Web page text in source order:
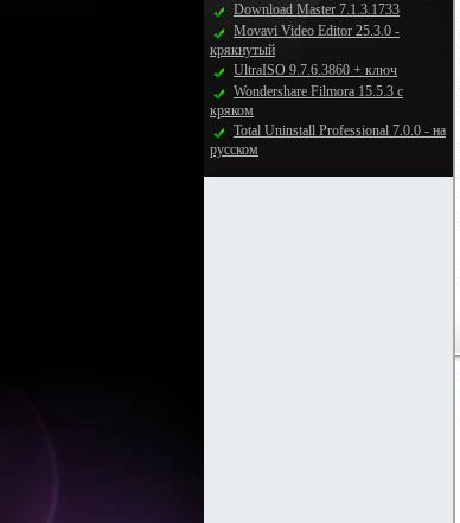
Download Master 7.1.3.1733
Movavi Video Editor 25.3.0 -
крякнутый
UltraISO 9.7.6.3860 + ключ
Wondershare Filmora 15.5.3 с
кряком
Total Uninstall Professional 7.0.0 - на
русском